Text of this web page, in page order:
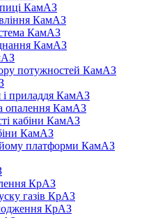
КамАЗ
КамАЗ
КамАЗ
КамАЗ
потужностей КамАЗ
і приладдя КамАЗ
опалення КамАЗ
кабіни КамАЗ
КамАЗ
платформи КамАЗ
КрАЗ
газів КрАЗ
КрАЗ